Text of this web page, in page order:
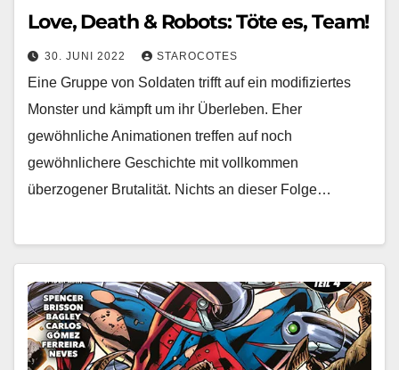
Love, Death & Robots: Töte es, Team!
30. JUNI 2022 STAROCOTES
Eine Gruppe von Soldaten trifft auf ein modifiziertes
Monster und kämpft um ihr Überleben. Eher
gewöhnliche Animationen treffen auf noch
gewöhnlichere Geschichte mit vollkommen
überzogener Brutalität. Nichts an dieser Folge…